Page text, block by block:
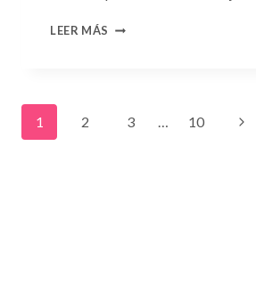
LEER MÁS CONSULTA
Navegación
1 2 3 … 10